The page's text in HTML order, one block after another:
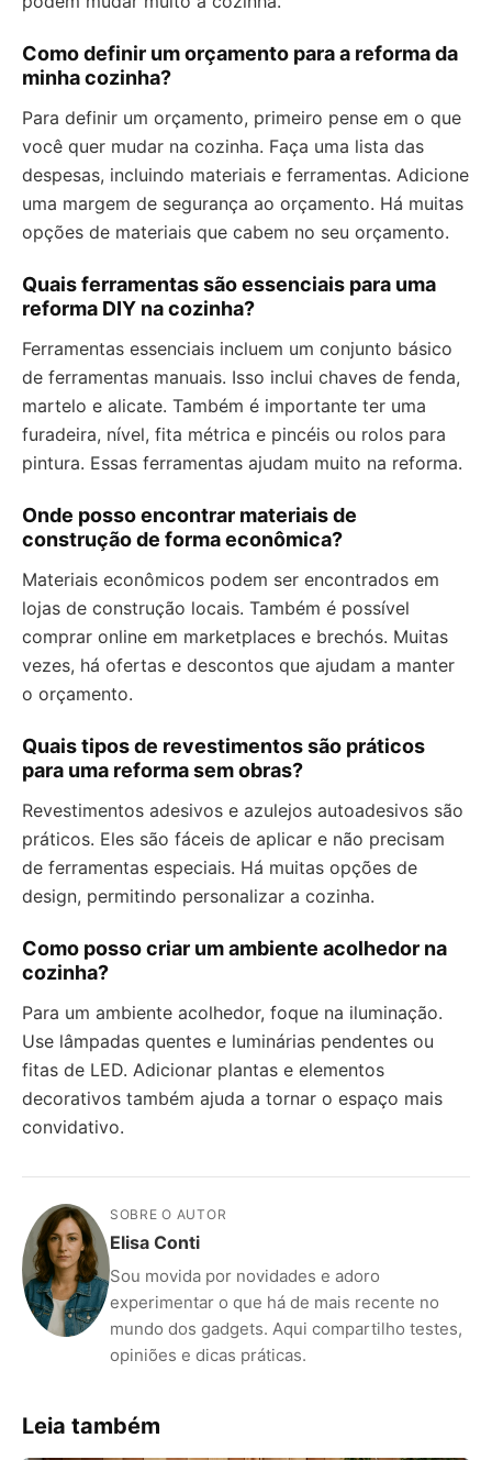
Como definir um orçamento para a reforma da
minha cozinha?
Para definir um orçamento, primeiro pense em o que
você quer mudar na cozinha. Faça uma lista das
despesas, incluindo materiais e ferramentas. Adicione
uma margem de segurança ao orçamento. Há muitas
opções de materiais que cabem no seu orçamento.
Quais ferramentas são essenciais para uma
reforma DIY na cozinha?
Ferramentas essenciais incluem um conjunto básico
de ferramentas manuais. Isso inclui chaves de fenda,
martelo e alicate. Também é importante ter uma
furadeira, nível, fita métrica e pincéis ou rolos para
pintura. Essas ferramentas ajudam muito na reforma.
Onde posso encontrar materiais de
construção de forma econômica?
Materiais econômicos podem ser encontrados em
lojas de construção locais. Também é possível
comprar online em marketplaces e brechós. Muitas
vezes, há ofertas e descontos que ajudam a manter
o orçamento.
Quais tipos de revestimentos são práticos
para uma reforma sem obras?
Revestimentos adesivos e azulejos autoadesivos são
práticos. Eles são fáceis de aplicar e não precisam
de ferramentas especiais. Há muitas opções de
design, permitindo personalizar a cozinha.
Como posso criar um ambiente acolhedor na
cozinha?
Para um ambiente acolhedor, foque na iluminação.
Use lâmpadas quentes e luminárias pendentes ou
fitas de LED. Adicionar plantas e elementos
decorativos também ajuda a tornar o espaço mais
convidativo.
SOBRE O AUTOR
Elisa Conti
Sou movida por novidades e adoro
experimentar o que há de mais recente no
mundo dos gadgets. Aqui compartilho testes,
opiniões e dicas práticas.
Leia também